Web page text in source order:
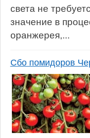
света не
значение в
оранжерея,...
Сбо помидоров